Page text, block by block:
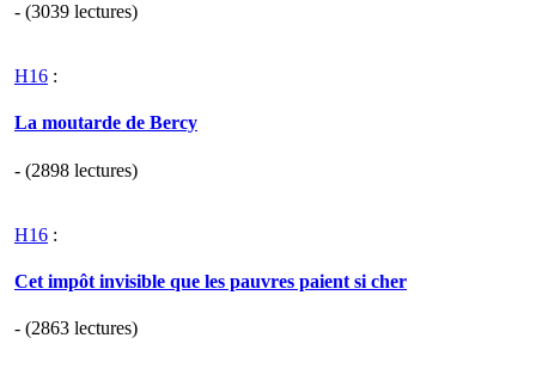
- (3039 lectures)
H16 :
La moutarde de Bercy
- (2898 lectures)
H16 :
Cet impôt invisible que les pauvres paient si cher
- (2863 lectures)